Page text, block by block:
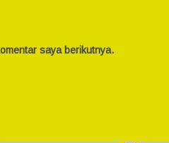
saya berikutnya.